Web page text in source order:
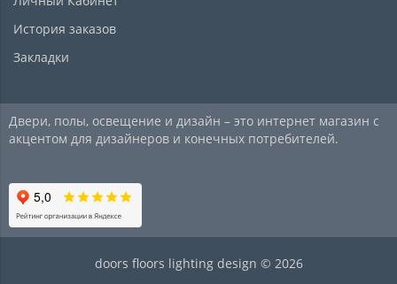
История заказов
Закладки
Двери, полы, освещение и дизайн – это интернет магазин с
акцентом для дизайнеров и конечных потребителей.
doors floors lighting design © 2026